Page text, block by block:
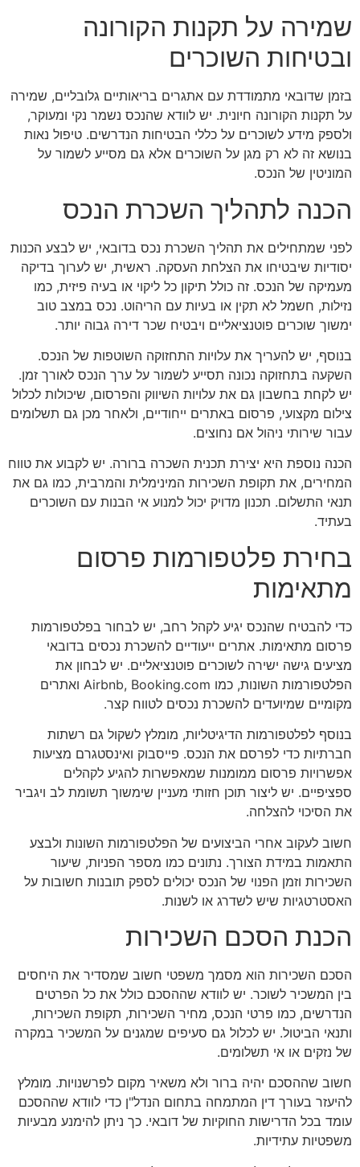
שמירה על תקנות הקורונה
ובטיחות השוכרים
בזמן שדובאי מתמודדת עם אתגרים בריאותיים גלובליים, שמירה
על תקנות הקורונה חיונית. יש לוודא שהנכס נשמר נקי ומעוקר,
ולספק מידע לשוכרים על כללי הבטיחות הנדרשים. טיפול נאות
בנושא זה לא רק מגן על השוכרים אלא גם מסייע לשמור על
המוניטין של הנכס.
הכנה לתהליך השכרת הנכס
לפני שמתחילים את תהליך השכרת נכס בדובאי, יש לבצע הכנות
יסודיות שיבטיחו את הצלחת העסקה. ראשית, יש לערוך בדיקה
מעמיקה של הנכס. זה כולל תיקון כל ליקוי או בעיה פיזית, כמו
נזילות, חשמל לא תקין או בעיות עם הריהוט. נכס במצב טוב
ימשוך שוכרים פוטנציאליים ויבטיח שכר דירה גבוה יותר.
בנוסף, יש להעריך את עלויות התחזוקה השוטפות של הנכס.
השקעה בתחזוקה נכונה תסייע לשמור על ערך הנכס לאורך זמן.
יש לקחת בחשבון גם את עלויות השיווק והפרסום, שיכולות לכלול
צילום מקצועי, פרסום באתרים ייחודיים, ולאחר מכן גם תשלומים
עבור שירותי ניהול אם נחוצים.
הכנה נוספת היא יצירת תכנית השכרה ברורה. יש לקבוע את טווח
המחירים, את תקופת השכירות המינימלית והמרבית, כמו גם את
תנאי התשלום. תכנון מדויק יכול למנוע אי הבנות עם השוכרים
בעתיד.
בחירת פלטפורמות פרסום
מתאימות
כדי להבטיח שהנכס יגיע לקהל רחב, יש לבחור בפלטפורמות
פרסום מתאימות. אתרים ייעודיים להשכרת נכסים בדובאי
מציעים גישה ישירה לשוכרים פוטנציאליים. יש לבחון את
הפלטפורמות השונות, כמו Airbnb, Booking.com ואתרים
מקומיים שמיועדים להשכרת נכסים לטווח קצר.
בנוסף לפלטפורמות הדיגיטליות, מומלץ לשקול גם רשתות
חברתיות כדי לפרסם את הנכס. פייסבוק ואינסטגרם מציעות
אפשרויות פרסום ממומנות שמאפשרות להגיע לקהלים
ספציפיים. יש ליצור תוכן חזותי מעניין שימשוך תשומת לב ויגביר
את הסיכוי להצלחה.
חשוב לעקוב אחרי הביצועים של הפלטפורמות השונות ולבצע
התאמות במידת הצורך. נתונים כמו מספר הפניות, שיעור
השכירות וזמן הפנוי של הנכס יכולים לספק תובנות חשובות על
האסטרטגיות שיש לשדרג או לשנות.
הכנת הסכם השכירות
הסכם השכירות הוא מסמך משפטי חשוב שמסדיר את היחסים
בין המשכיר לשוכר. יש לוודא שההסכם כולל את כל הפרטים
הנדרשים, כמו פרטי הנכס, מחיר השכירות, תקופת השכירות,
ותנאי הביטול. יש לכלול גם סעיפים שמגנים על המשכיר במקרה
של נזקים או אי תשלומים.
חשוב שההסכם יהיה ברור ולא משאיר מקום לפרשנויות. מומלץ
להיעזר בעורך דין המתמחה בתחום הנדל"ן כדי לוודא שההסכם
עומד בכל הדרישות החוקיות של דובאי. כך ניתן להימנע מבעיות
משפטיות עתידיות.